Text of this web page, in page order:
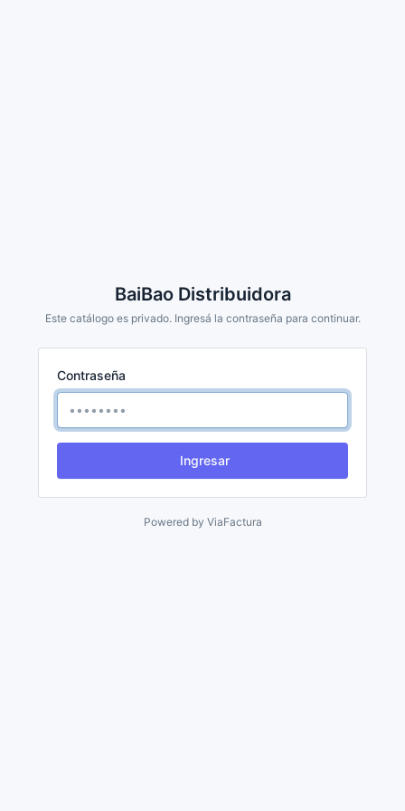
BaiBao Distribuidora
Este catálogo es privado. Ingresá la contraseña para continuar.
Contraseña
Ingresar
Powered by ViaFactura